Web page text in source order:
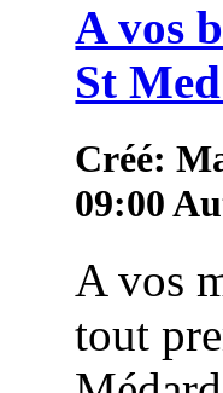
A vos
St
Créé:
09:00
A vos
tout